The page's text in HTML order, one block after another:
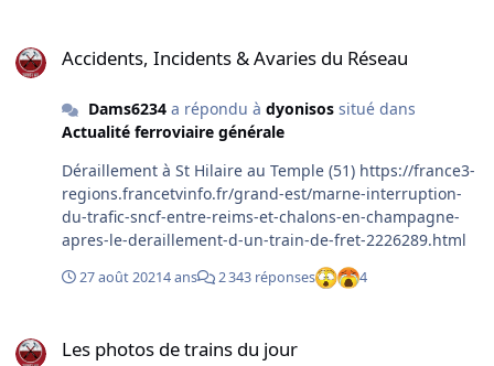
Accidents, Incidents & Avaries du Réseau
Dams6234a répondu à dyonisossitué dans
Actualité ferroviaire générale
Déraillement à St Hilaire au Temple (51) https://france3-
regions.francetvinfo.fr/grand-est/marne-interruption-
du-trafic-sncf-entre-reims-et-chalons-en-champagne-
apres-le-deraillement-d-un-train-de-fret-2226289.html
27 août 20214 ans 2 343 réponses 4
Les photos de trains du jour